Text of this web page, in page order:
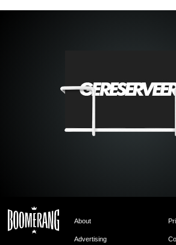
About
Advertising